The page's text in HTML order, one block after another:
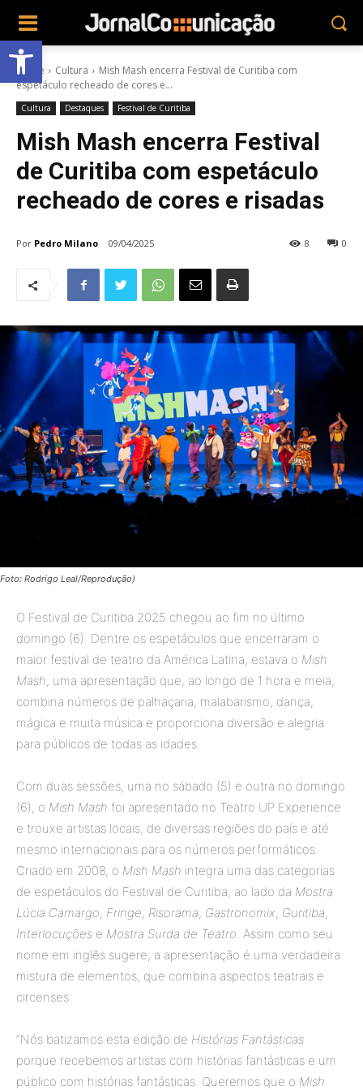
Abrir a barra de ferramentas
Home Cultura
Mish Mash encerra Festival de Curitiba com
espetáculo recheado de cores e...
Cultura Destaques Festival de Curitiba
Mish Mash encerra Festival
de Curitiba com espetáculo
recheado de cores e risadas
Por Pedro Milano 09/04/2025 0
8
Foto: Rodrigo Leal/Reprodução)
O Festival de Curitiba 2025 chegou ao fim no último
domingo (6). Dentre os espetáculos que encerraram o
maior festival de teatro da América Latina, estava o Mish
Mash, uma apresentação que, ao longo de 1 hora e meia,
combina números de palhaçaria, malabarismo, dança,
mágica e muita música e proporciona diversão e alegria
para públicos de todas as idades.
Com duas sessões, uma no sábado (5) e outra no domingo
(6), o Mish Mash foi apresentado no Teatro UP Experience
e trouxe artistas locais, de diversas regiões do país e até
mesmo internacionais para os números performáticos.
Criado em 2008, o Mish Mash integra uma das categorias
de espetáculos do Festival de Curitiba, ao lado da Mostra
Lúcia Camargo, Fringe, Risorama, Gastronomix, Guritiba,
Interlocuções e Mostra Surda de Teatro . Assim como seu
nome em inglês sugere, a apresentação é uma verdadeira
mistura de elementos, que combina aspectos teatrais e
circenses.
“Nós batizamos esta edição de Histórias Fantásticas
porque recebemos artistas com histórias fantásticas e um
público com histórias fantásticas. Queremos que o Mish